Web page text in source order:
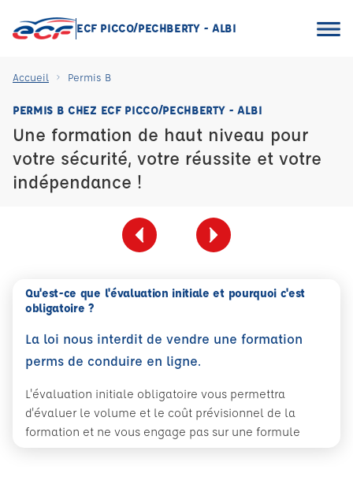
ECF PICCO/PECHBERTY - ALBI
Accueil Permis B
PERMIS B CHEZ ECF PICCO/PECHBERTY - ALBI
Une formation de haut niveau pour
votre sécurité, votre réussite et votre
indépendance !
Qu'est-ce que l'évaluation initiale et pourquoi c'est
obligatoire ?
La loi nous interdit de vendre une formation
perms de conduire en ligne.
L'évaluation initiale obligatoire vous permettra
d'évaluer le volume et le coût prévisionnel de la
formation et ne vous engage pas sur une formule